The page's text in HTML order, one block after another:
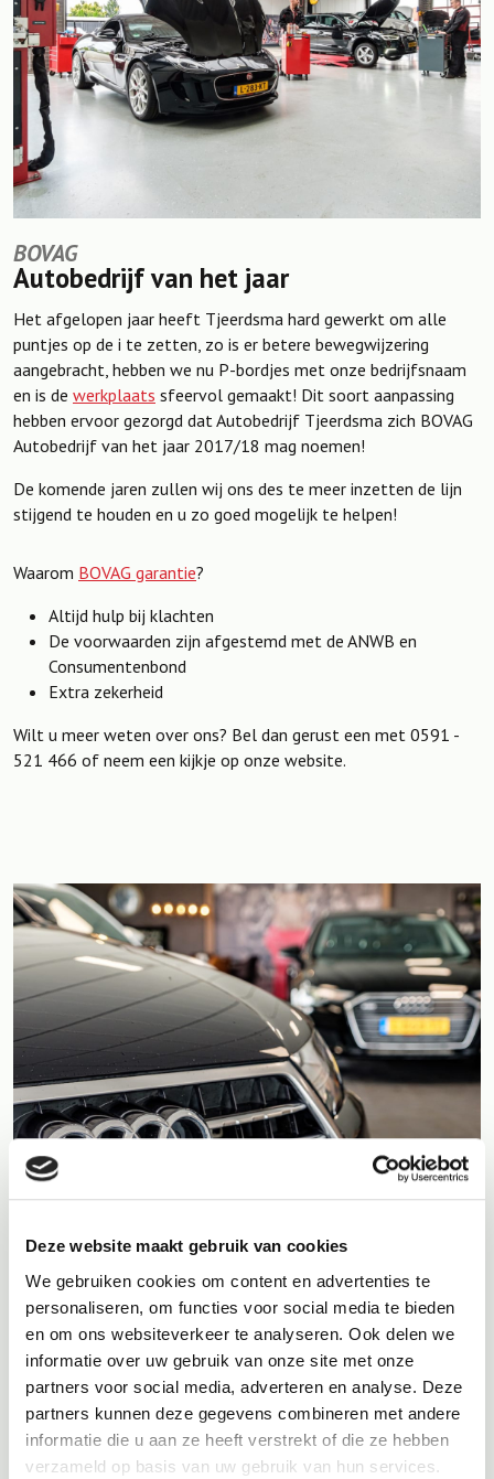
Deze website maakt gebruik van cookies
We gebruiken cookies om content en advertenties te
personaliseren, om functies voor social media te bieden
en om ons websiteverkeer te analyseren. Ook delen we
informatie over uw gebruik van onze site met onze
partners voor social media, adverteren en analyse. Deze
partners kunnen deze gegevens combineren met andere
informatie die u aan ze heeft verstrekt of die ze hebben
verzameld op basis van uw gebruik van hun services.
BOVAG
Autobedrijf van het jaar
Het afgelopen jaar heeft Tjeerdsma hard gewerkt om alle
puntjes op de i te zetten, zo is er betere bewegwijzering
aangebracht, hebben we nu P-bordjes met onze bedrijfsnaam
en is de werkplaats sfeervol gemaakt! Dit soort aanpassing
hebben ervoor gezorgd dat Autobedrijf Tjeerdsma zich BOVAG
Autobedrijf van het jaar 2017/18 mag noemen!
De komende jaren zullen wij ons des te meer inzetten de lijn
stijgend te houden en u zo goed mogelijk te helpen!
Waarom BOVAG garantie?
Altijd hulp bij klachten
De voorwaarden zijn afgestemd met de ANWB en
Consumentenbond
Extra zekerheid
Wilt u meer weten over ons? Bel dan gerust een met 0591 -
521 466 of neem een kijkje op onze website.
BOVAG
Autobedrijf Tjeerdsma
Tjeerdsma is een BOVAG Autobedrijf, dit houdt in dat u bij het
kopen of laten repareren van een auto bij een BOVAG-
autobedrijf kunt rekenen op kwaliteit en betrouwbaarheid. Ook
bent u verzekerd van BOVAG garantie. Maar u krijgt
bijvoorbeeld ook altijd passend vervangend vervoer